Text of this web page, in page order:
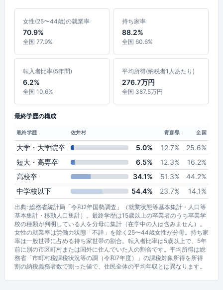
女性(25〜44歳)の就業率
70.9%
全国 77.9%
持ち家率
88.2%
全国 60.6%
転入者比率(5年間)
6.2%
全国 10.6%
平均所得(納税者1人あたり)
276.7万円
全国 387.5万円
最終学歴の構成
最終学歴 佐井村 青森県 全国
大学・大学院卒 5.0% 12.7%
25.6%
短大・高専卒
6.5% 12.3%
16.2%
高校卒
34.1% 51.3%
44.2%
中学校以下
54.4% 23.7% 14.1%
出典: 総務省統計局「令和2年国勢調査」（就業状態等基本集計・人口等
基本集計・移動人口集計）。最終学歴は15歳以上の卒業者のうち卒業学
校の種類が判明している人を分母に集計（在学中の人は含みません）。
女性の就業率は労働力状態「不詳」を除く25〜44歳女性が分母。持ち家
率は一般世帯に占める持ち家世帯の割合。転入者比率は5歳以上で、5年
前に別の市区町村または国外に住んでいた人の割合です。平均所得は総
務省「市町村税課税状況等の調（令和7年度）」の課税対象所得を所得
割の納税義務者数で割った値で、住民全体の平均年収とは異なります。